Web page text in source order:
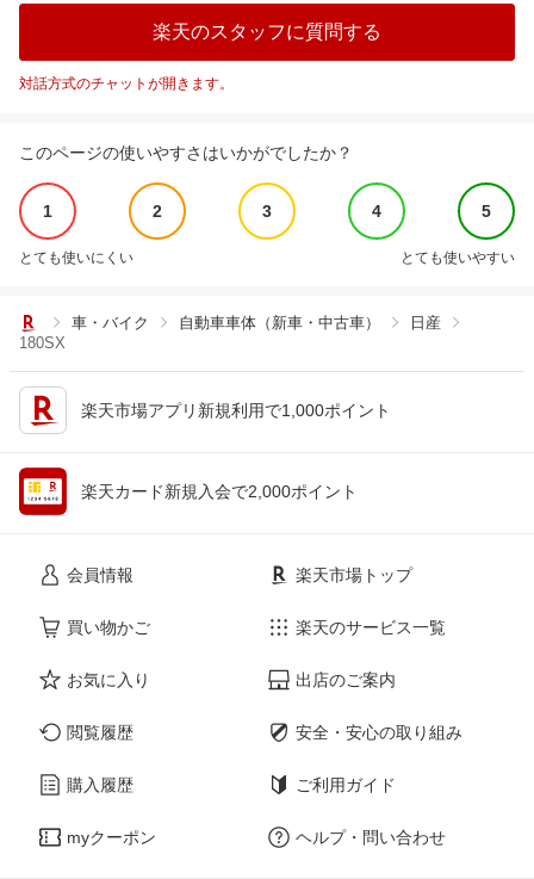
楽天のスタッフに質問する
対話方式のチャットが開きます。
このページの使いやすさはいかがでしたか？
1 2 3 4 5
とても使いにくい とても使いやすい
車・バイク 自動車車体（新車・中古車）
日産
180SX
楽天市場アプリ新規利用で1,000ポイント
楽天カード新規入会で2,000ポイント
会員情報
買い物かご
お気に入り
閲覧履歴
購入履歴
myクーポン
楽天市場トップ
楽天のサービス一覧
出店のご案内
安全・安心の取り組み
ご利用ガイド
ヘルプ・問い合わせ